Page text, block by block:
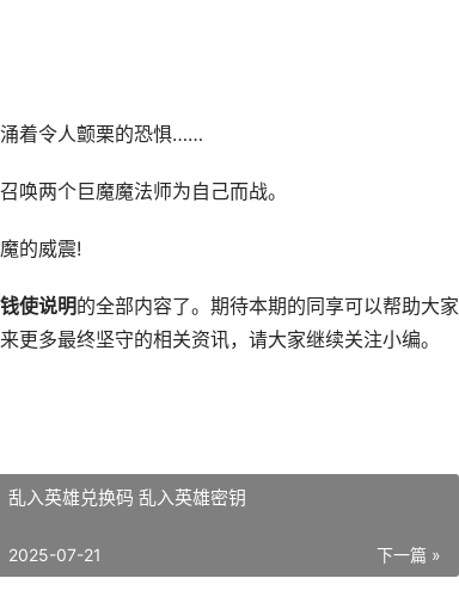
着令人颤栗的恐惧……
唤两个巨魔魔法师为自己而战。
的威震!
使说明的全部内容了。期待本期的同享可以帮助大家
多最终坚守的相关资讯，请大家继续关注小编。
乱入英雄兑换码 乱入英雄密钥
下一篇 »
2025-07-21